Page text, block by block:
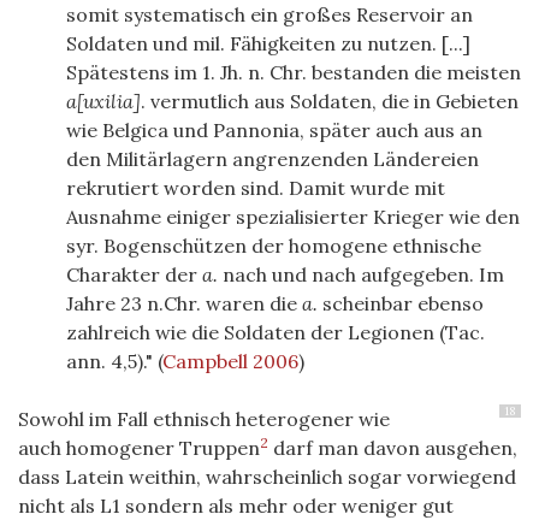
somit systematisch ein großes Reservoir an
Soldaten und mil. Fähigkeiten zu nutzen. [...]
Spätestens im 1. Jh. n. Chr. bestanden die meisten
a[uxilia]. vermutlich aus Soldaten, die in Gebieten
wie Belgica und Pannonia, später auch aus an
den Militärlagern angrenzenden Ländereien
rekrutiert worden sind. Damit wurde mit
Ausnahme einiger spezialisierter Krieger wie den
syr. Bogenschützen der homogene ethnische
Charakter der a. nach und nach aufgegeben. Im
Jahre 23 n.Chr. waren die a. scheinbar ebenso
zahlreich wie die Soldaten der Legionen (Tac.
ann. 4,5)." (Campbell 2006)
18
Sowohl im Fall ethnisch heterogener wie
auch homogener Truppen2 darf man davon ausgehen,
dass Latein weithin, wahrscheinlich sogar vorwiegend
nicht als L1 sondern als mehr oder weniger gut